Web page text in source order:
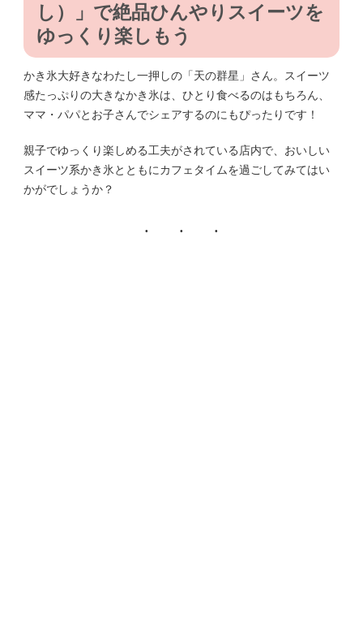
し）
」で絶品ひんやりスイーツを
ゆっくり楽しもう
かき氷大好きなわたし一押しの「天の群星」さん。スイーツ
感たっぷりの大きなかき氷は、ひとり食べるのはもちろん、
ママ・パパとお子さんでシェアするのにもぴったりです！
親子でゆっくり楽しめる工夫がされている店内で、おいしい
スイーツ系かき氷とともにカフェタイムを過ごしてみてはい
かがでしょうか？